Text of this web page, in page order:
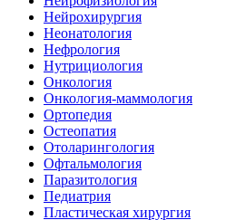
Нейрохирургия
Неонатология
Нефрология
Нутрициология
Онкология
Онкология-маммология
Ортопедия
Остеопатия
Отоларингология
Офтальмология
Паразитология
Педиатрия
Пластическая хирургия